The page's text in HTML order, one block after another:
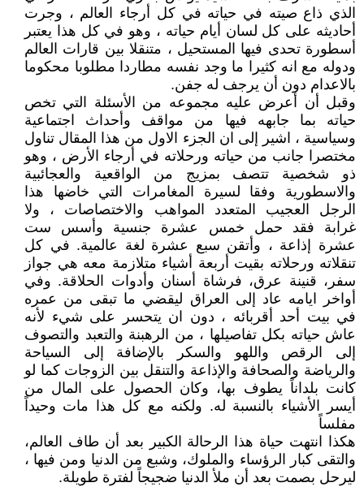
الذي ذاع صيته في حياته في كل أرجاء العالم ، وجرت
أحاديثه على كل لسان أيام حياته ، وهو في كل هذا يعتبر
أسطورة تحدى فيها المستحيل ، متنقلا بين قارات العالم
ودوله مع انه كثيرا ما وجد نفسه مطاردا مطلوبا محكوما
بالاعدام دون أن يرجف له جفن.
وقبل أن أعرض عليه مجموعه من الأسئلة التي تخص
حياته بما جابهه فيها من مواقف وأحداث اجتماعية
وسياسية ، اشير إلى ان الجزء الاول من هذا المقال تناول
مختصرا جانب من حياته ورحلاته في أرجاء الأرض ، وهو
ذو شخصية تتصف بمزيج من الواقعية والعجائبية
والاسطورية وفقا لسيرة المغامرات التي خاضها هذا
الرجل العجيب المتعدد المواهب والاختصاصات ، ولا
غرابة فقد حمل خمس عشرة جنسية وأسس ست
عشرة إذاعة ، وأتقن سبع عشرة لغة عالمية. في كل
تنقلاته ورحلاته بقيت أربعة أشياء متلازمة معه هي جواز
سفر، قنينة عرق، فرشاة أسنان وأدوات الحلاقة. وفي
أواخر ايامه عاد إلى العراق ليقضي ما تبقى من عمره
في بيت أحد أقربائه ، دون ان يتحسر على شيء لأنه
عاش حياته بكل تفاصيلها ، من الرهبنة والتعبد والتصوف
إلى الرقص واللهو والسكر بالإضافة إلى السياحة
والرياضة والصحافة والإذاعة والتنقل بين الزوجات كما لو
كانت بلداناً يطوف بها، وكان الحصول على المال من
أيسر الأشياء بالنسبة له. ولكنه مع كل هذا مات وحيداً
مفلساً
هكذا انتهت حياة هذا الرحالة الكبير بعد أن طاف العالم،
والتقى كبار الرؤساء والملوك، وشبع من الدنيا ومن فيها ،
ليرحل بصمت بعد أن ملأ الدنيا ضجيجاً لفترة طويلة.